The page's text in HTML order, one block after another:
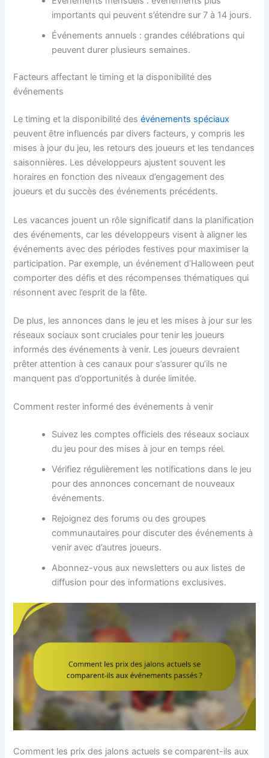
importants qui peuvent s’étendre sur 7 à 14 jours.
Événements annuels : grandes célébrations qui
peuvent durer plusieurs semaines.
Facteurs affectant le timing et la disponibilité des
événements
Le timing et la disponibilité desévénements spéciaux
peuvent être influencés par divers facteurs, y compris les
mises à jour du jeu, les retours des joueurs et les tendances
saisonnières. Les développeurs ajustent souvent les
horaires en fonction des niveaux d’engagement des
joueurs et du succès des événements précédents.
Les vacances jouent un rôle significatif dans la planification
des événements, car les développeurs visent à aligner les
événements avec des périodes festives pour maximiser la
participation. Par exemple, un événement d’Halloween peut
comporter des défis et des récompenses thématiques qui
résonnent avec l’esprit de la fête.
De plus, les annonces dans le jeu et les mises à jour sur les
réseaux sociaux sont cruciales pour tenir les joueurs
informés des événements à venir. Les joueurs devraient
prêter attention à ces canaux pour s’assurer qu’ils ne
manquent pas d’opportunités à durée limitée.
Comment rester informé des événements à venir
Suivez les comptes officiels des réseaux sociaux
du jeu pour des mises à jour en temps réel.
Vérifiez régulièrement les notifications dans le jeu
pour des annonces concernant de nouveaux
événements.
Rejoignez des forums ou des groupes
communautaires pour discuter des événements à
venir avec d’autres joueurs.
Abonnez-vous aux newsletters ou aux listes de
diffusion pour des informations exclusives.
Comment les prix des jalons actuels se comparent-ils aux